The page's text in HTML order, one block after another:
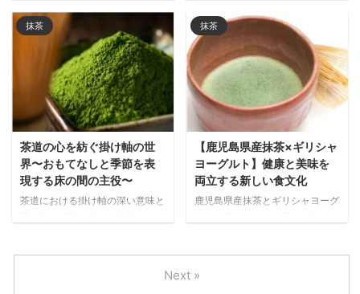
る影響まで、本格的な抹茶の味わ
いの秘密を徹底紹介します。
出す舌触りの良さや風味の豊かさ
を知り、高品質な抹茶を見分ける
目を養いましょう。鹿児島県産の
本格抹茶の魅力を味わうヒントが
満載です。
抹茶
茶道の心を紡ぐ掛け軸の世
界〜おもてなしと季節を表
現する床の間の主役〜
茶道における掛け軸の深い意味と
抹茶
【鹿児島県産抹茶×ギリシャ
ヨーグルト】健康と美味を
両立する新しい食文化
鹿児島県産抹茶とギリシャヨーグ
紹介します。
Next »